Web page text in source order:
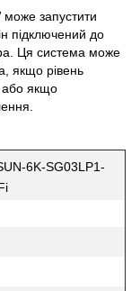
запустити
підключений до
Ця система може
якщо рівень
або якщо
6K-SG03LP1-